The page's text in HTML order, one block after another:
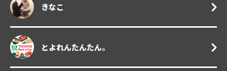
きなこ
とよれんたんたん。